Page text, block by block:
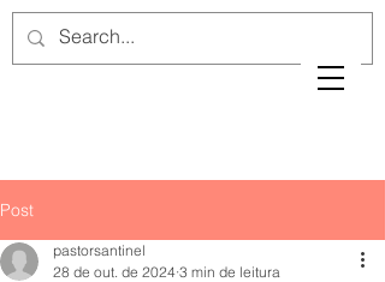
Post
pastorsantinel
28 de out. de 2024 3 min de leitura